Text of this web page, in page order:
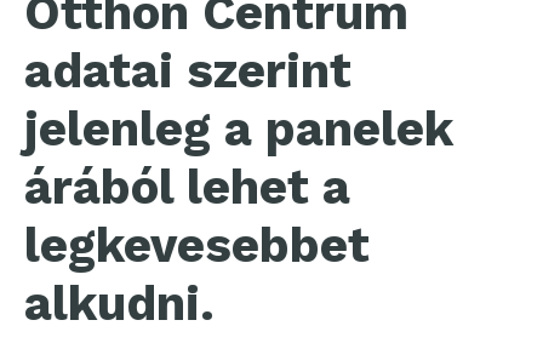
Otthon Centrum
adatai szerint
jelenleg a panelek
árából lehet a
legkevesebbet
alkudni.